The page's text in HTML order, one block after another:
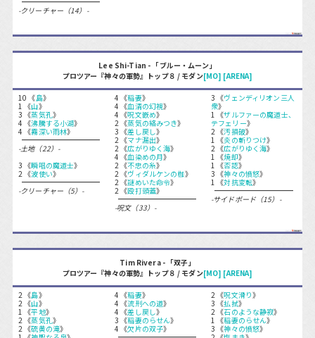
-クリーチャー（14）-
Lee Shi-Tian - 「ブルー・ムーン」
プロツアー『神々の軍勢』トップ８ / モダン[MO] [ARENA]
10 《島》
1 《山》
3 《蒸気孔》
4 《沸騰する小湖》
4 《霧深い雨林》
-土地（22）-
3 《瞬唱の魔道士》
2 《波使い》
-クリーチャー（5）-
4 《稲妻》
4 《血清の幻視》
4 《呪文嵌め》
2 《蒸気の絡みつき》
3 《差し戻し》
2 《マナ漏出》
2 《広がりゆく海》
4 《血染めの月》
2 《不忠の糸》
2 《ヴィダルケンの枷》
2 《謎めいた命令》
2 《殴打頭蓋》
-呪文（33）-
3 《ヴェンディリオン三人
衆》
1 《ザルファーの魔道士、
テフェリー》
2 《汚損破》
1 《炎の斬りつけ》
2 《広がりゆく海》
1 《焼却》
1 《否認》
3 《神々の憤怒》
1 《対抗変転》
-サイドボード（15）-
Tim Rivera - 「双子」
プロツアー『神々の軍勢』トップ８ / モダン[MO] [ARENA]
2 《島》
2 《山》
1 《平地》
2 《蒸気孔》
2 《硫黄の滝》
4 《稲妻》
4 《流刑への道》
4 《差し戻し》
3 《稲妻のらせん》
4 《欠片の双子》
2 《呪文滑り》
3 《払拭》
2 《石のような静寂》
1 《稲妻のらせん》
3 《神々の憤怒》